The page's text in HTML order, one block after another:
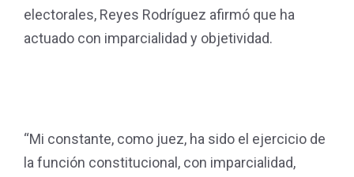
electorales, Reyes Rodríguez afirmó que ha
actuado con imparcialidad y objetividad.
“Mi constante, como juez, ha sido el ejercicio de
la función constitucional, con imparcialidad,